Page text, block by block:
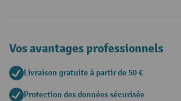
Vos avantages professionnels
Livraison gratuite à partir de 50 €
Protection des données sécurisée